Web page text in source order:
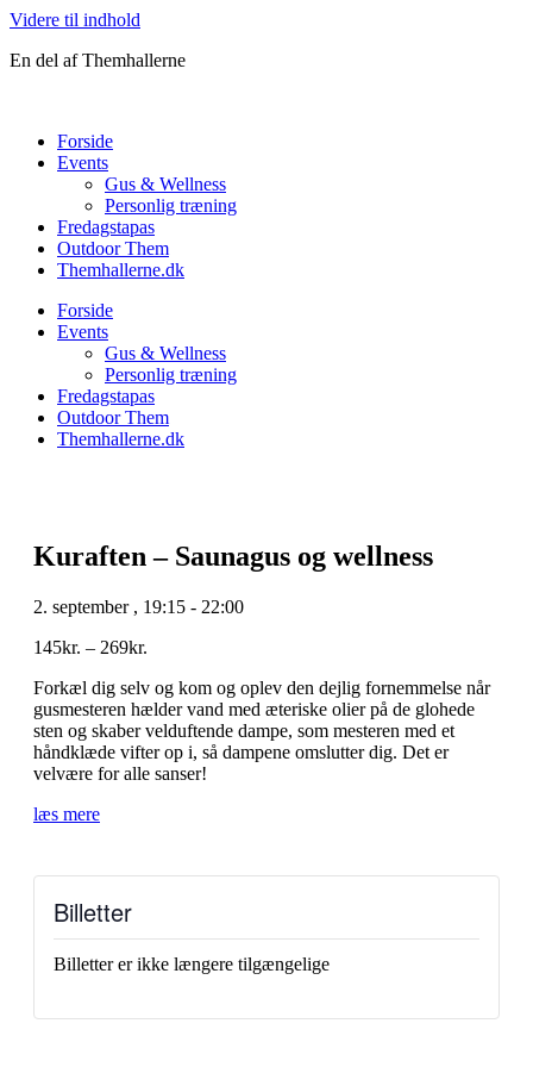
Videre til indhold
En del af Themhallerne
Forside
Events
Gus & Wellness
Personlig træning
Fredagstapas
Outdoor Them
Themhallerne.dk
Forside
Events
Gus & Wellness
Personlig træning
Fredagstapas
Outdoor Them
Themhallerne.dk
Kuraften – Saunagus og wellness
2. september , 19:15 - 22:00
145kr. – 269kr.
Forkæl dig selv og kom og oplev den dejlig fornemmelse når
gusmesteren hælder vand med æteriske olier på de glohede
sten og skaber velduftende dampe, som mesteren med et
håndklæde vifter op i, så dampene omslutter dig. Det er
velvære for alle sanser!
læs mere
Billetter
Billetter er ikke længere tilgængelige